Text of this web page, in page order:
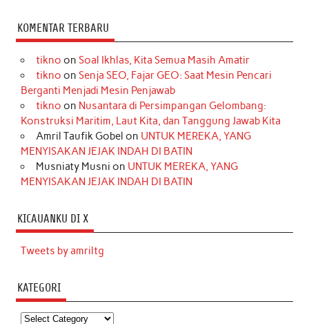
KOMENTAR TERBARU
tikno on Soal Ikhlas, Kita Semua Masih Amatir
tikno on Senja SEO, Fajar GEO: Saat Mesin Pencari
Berganti Menjadi Mesin Penjawab
tikno on Nusantara di Persimpangan Gelombang:
Konstruksi Maritim, Laut Kita, dan Tanggung Jawab Kita
Amril Taufik Gobel on UNTUK MEREKA, YANG
MENYISAKAN JEJAK INDAH DI BATIN
Musniaty Musni on UNTUK MEREKA, YANG
MENYISAKAN JEJAK INDAH DI BATIN
KICAUANKU DI X
Tweets by amriltg
KATEGORI
Kategori